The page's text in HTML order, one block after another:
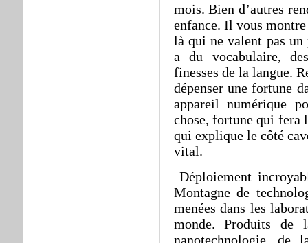
mois. Bien d’autres
enfance. Il vous
là qui ne valent pas
a du vocabulaire,
finesses de la langue.
dépenser une fortune
appareil numérique
chose, fortune qui fera
qui explique le côté
vital.
Déploiement
Montagne de
menées dans les
monde. Produits de
nanotechnologie, de